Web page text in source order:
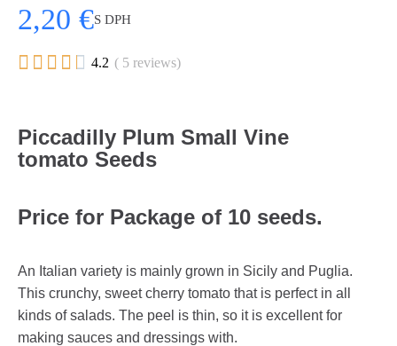
2,20 €S DPH
     4.2 ( 5 reviews)
Piccadilly Plum Small Vine
tomato Seeds
Price for Package of 10 seeds.
An Italian variety is mainly grown in Sicily and Puglia.
This crunchy, sweet cherry tomato that is perfect in all
kinds of salads. The peel is thin, so it is excellent for
making sauces and dressings with.